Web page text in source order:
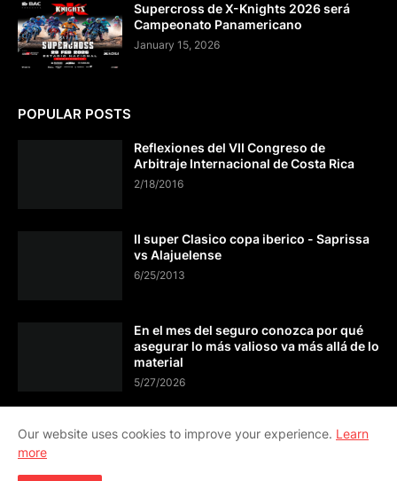
Supercross de X-Knights 2026 será
Campeonato Panamericano
January 15, 2026
POPULAR POSTS
Reflexiones del VII Congreso de
Arbitraje Internacional de Costa Rica
2/18/2016
II super Clasico copa iberico - Saprissa
vs Alajuelense
6/25/2013
En el mes del seguro conozca por qué
asegurar lo más valioso va más allá de lo
material
5/27/2026
Our website uses cookies to improve your experience. Learn
more